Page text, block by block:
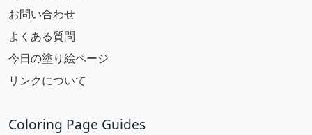
お問い合わせ
よくある質問
今日の塗り絵ページ
リンクについて
Coloring Page Guides